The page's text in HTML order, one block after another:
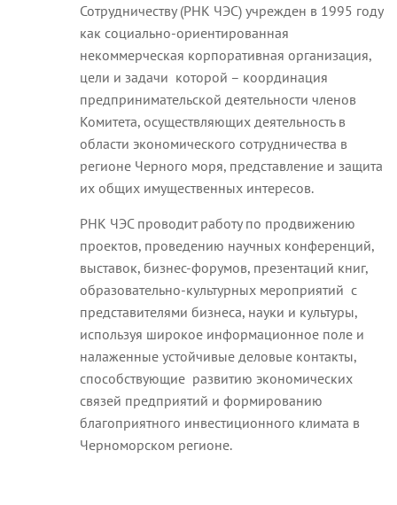
Сотрудничеству (РНК ЧЭС) учрежден в 1995 году
как социально-ориентированная
некоммерческая корпоративная организация,
цели и задачи которой – координация
предпринимательской деятельности членов
Комитета, осуществляющих деятельность в
области экономического сотрудничества в
регионе Черного моря, представление и защита
их общих имущественных интересов.
РНК ЧЭС проводит работу по продвижению
проектов, проведению научных конференций,
выставок, бизнес-форумов, презентаций книг,
образовательно-культурных мероприятий с
представителями бизнеса, науки и культуры,
используя широкое информационное поле и
налаженные устойчивые деловые контакты,
способствующие развитию экономических
связей предприятий и формированию
благоприятного инвестиционного климата в
Черноморском регионе.